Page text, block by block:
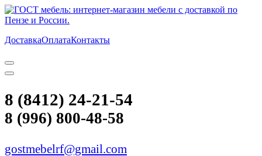
ДоставкаОплатаКонтакты
8 (8412) 24-21-54
8 (996) 800-48-58
gostmebelrf@gmail.com